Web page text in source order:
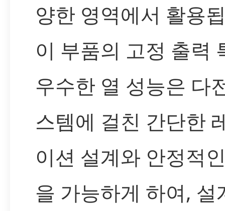
양한 영역에서 활용
이 부품의 고정 출력
우수한 열 성능은 다
스템에 걸친 간단한
이션 설계와 안정적
을 가능하게 하여, 설